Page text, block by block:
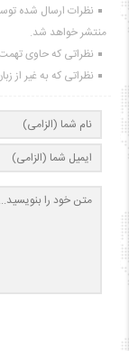
نظرات ارسال شده
منتشر خواهد شد.
نظراتی که حاوی
نظراتی که به غیر از